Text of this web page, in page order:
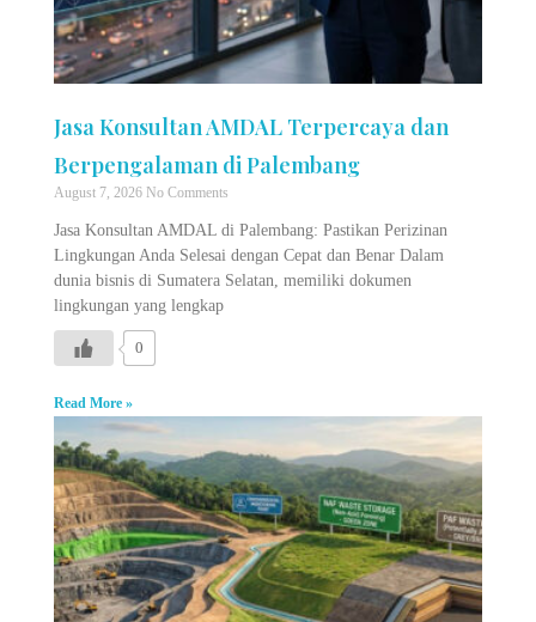
Jasa Konsultan AMDAL Terpercaya dan
Berpengalaman di Palembang
August 7, 2026 No Comments
Jasa Konsultan AMDAL di Palembang: Pastikan Perizinan
Lingkungan Anda Selesai dengan Cepat dan Benar Dalam
dunia bisnis di Sumatera Selatan, memiliki dokumen
lingkungan yang lengkap
0
Read More »